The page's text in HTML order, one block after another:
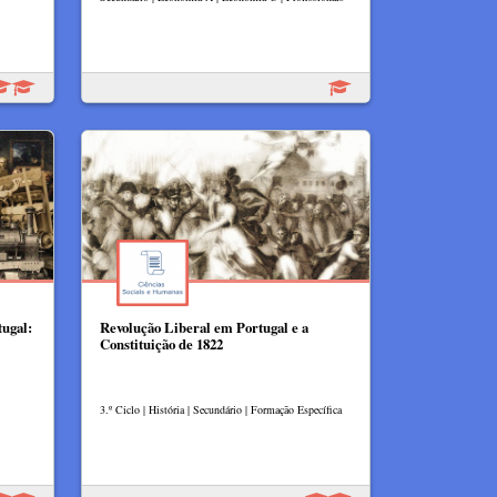
Revolução Liberal em Portugal e a
Constituição de 1822
3.º Ciclo | História | Secundário | Formação Específica